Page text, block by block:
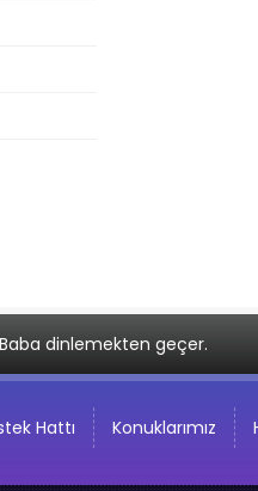
dinlemekten geçer.
Hattı Konuklarımız